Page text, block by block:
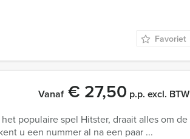
Favoriet
Vanaf€ 27,50 p.p. excl. BTW
populaire spel Hitster, draait alles om de
u een nummer al na een paar ...